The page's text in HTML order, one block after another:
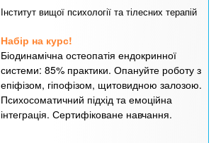
Інститут вищої психології та тілесних терапій
Набір на курс!
Біодинамічна остеопатія ендокринної
системи: 85% практики. Опануйте роботу з
епіфізом, гіпофізом, щитовидною залозою.
Психосоматичний підхід та емоційна
інтеграція. Сертифіковане навчання.